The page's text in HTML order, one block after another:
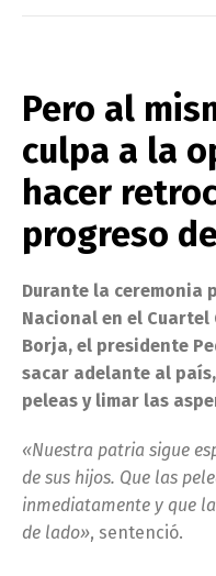
Pero al
culpa a la
hacer
progreso
Durante la ceremonia
Nacional en el Cuartel
Borja, el presidente
sacar adelante al
peleas y limar las
«Nuestra patria sigue
de sus hijos. Que las
inmediatamente y que
de lado», sentenció.